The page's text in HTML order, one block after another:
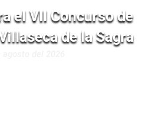
el VII Concurso de
de la Sagra